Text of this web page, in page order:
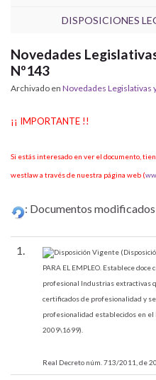
DISPOSICIONES
Novedades
Nº143
Archivado en Novedades Legislativas
¡¡ IMPORTANTE !!
Si estás interesado en ver el documento,
westlaw a través de nuestra página web (
: Documentos
1.
PARA EL EMPLEO. Establece doce
profesional Industrias extractivas
certificados de profesionalidad y
profesionalidad establecidos en el
2009\1699).
Real Decreto núm. 713/2011, de